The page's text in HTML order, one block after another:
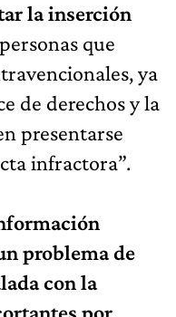
la inserción
que
ya
de derechos y la
presentarse
infractora”.
problema de
con la